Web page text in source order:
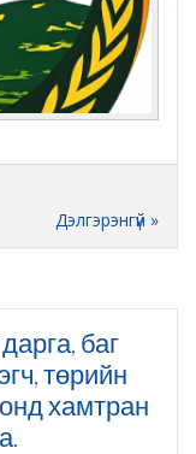
Дэлгэрэнгүй »
баг
төрийн
хамтран